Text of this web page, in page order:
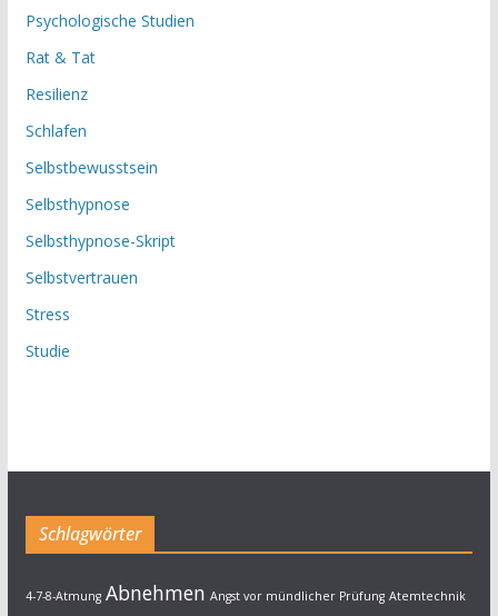
Psychologische Studien
Rat & Tat
Resilienz
Schlafen
Selbstbewusstsein
Selbsthypnose
Selbsthypnose-Skript
Selbstvertrauen
Stress
Studie
Schlagwörter
4-7-8-Atmung Abnehmen Angst vor mündlicher Prüfung Atemtechnik